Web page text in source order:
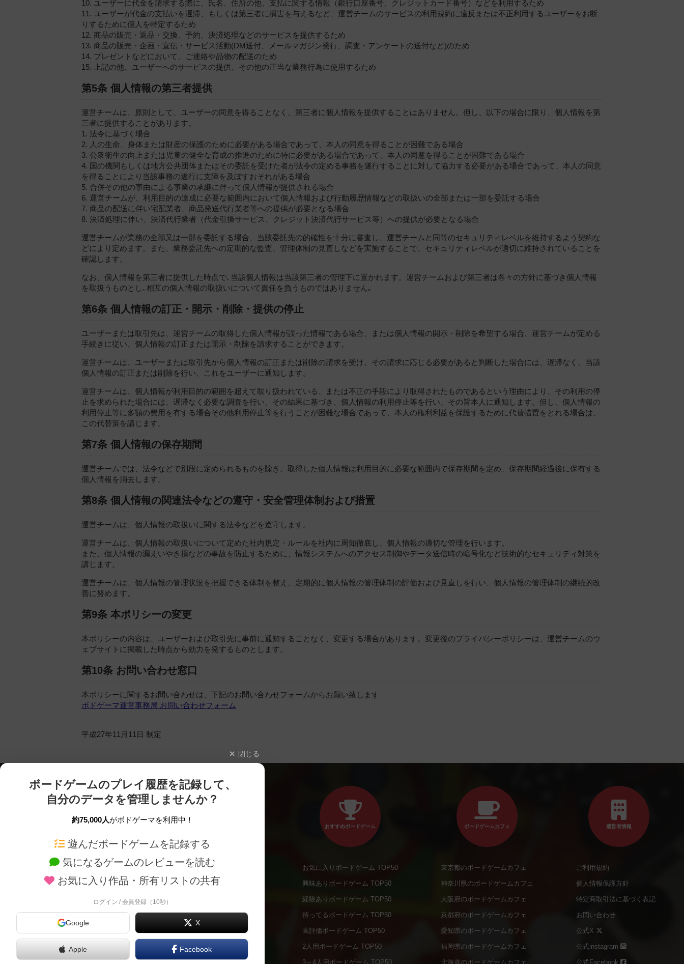
10. ユーザーに代金を請求する際に、氏名、住所の他、支払に関する情報（銀行口座番号、クレジットカード番号）などを利用するため
11. ユーザーが代金の支払いを遅滞、もしくは第三者に損害を与えるなど、運営チームのサービスの利用規約に違反または不正利用するユーザーをお断
りするために個人を特定するため
12. 商品の販売・返品・交換、予約、決済処理などのサービスを提供するため
13. 商品の販売・企画・宣伝・サービス活動(DM送付、メールマガジン発行、調査・アンケートの送付など)のため
14. プレゼントなどにおいて、ご連絡や品物の配送のため
15. 上記の他、ユーザーへのサービスの提供、その他の正当な業務行為に使用するため
第5条 個人情報の第三者提供
運営チームは、原則として、ユーザーの同意を得ることなく、第三者に個人情報を提供することはありません。但し、以下の場合に限り、個人情報を第
三者に提供することがあります。
1. 法令に基づく場合
2. 人の生命、身体または財産の保護のために必要がある場合であって、本人の同意を得ることが困難である場合
3. 公衆衛生の向上または児童の健全な育成の推進のために特に必要がある場合であって、本人の同意を得ることが困難である場合
4. 国の機関もしくは地方公共団体またはその委託を受けた者が法令の定める事務を遂行することに対して協力する必要がある場合であって、本人の同意
を得ることにより当該事務の遂行に支障を及ぼすおそれがある場合
5. 合併その他の事由による事業の承継に伴って個人情報が提供される場合
6. 運営チームが、利用目的の達成に必要な範囲内において個人情報および行動履歴情報などの取扱いの全部または一部を委託する場合
7. 商品の配送に伴い宅配業者、商品発送代行業者等への提供が必要となる場合
8. 決済処理に伴い、決済代行業者（代金引換サービス、クレジット決済代行サービス等）への提供が必要となる場合
運営チームが業務の全部又は一部を委託する場合、当該委託先の的確性を十分に審査し、運営チームと同等のセキュリティレベルを維持するよう契約な
どにより定めます。また、業務委託先への定期的な監査、管理体制の見直しなどを実施することで、セキュリティレベルが適切に維持されていることを
確認します。
なお、個人情報を第三者に提供した時点で､当該個人情報は当該第三者の管理下に置かれます。運営チームおよび第三者は各々の方針に基づき個人情報
を取扱うものとし､相互の個人情報の取扱いについて責任を負うものではありません｡
第6条 個人情報の訂正・開示・削除・提供の停止
ユーザーまたは取引先は、運営チームの取得した個人情報が誤った情報である場合、または個人情報の開示・削除を希望する場合、運営チームが定める
手続きに従い、個人情報の訂正または開示・削除を請求することができます。
運営チームは、ユーザーまたは取引先から個人情報の訂正または削除の請求を受け、その請求に応じる必要があると判断した場合には、遅滞なく、当該
個人情報の訂正または削除を行い、これをユーザーに通知します。
運営チームは、個人情報が利用目的の範囲を超えて取り扱われている、または不正の手段により取得されたものであるという理由により、その利用の停
止を求められた場合には、遅滞なく必要な調査を行い、その結果に基づき、個人情報の利用停止等を行い、その旨本人に通知します。但し、個人情報の
利用停止等に多額の費用を有する場合その他利用停止等を行うことが困難な場合であって、本人の権利利益を保護するために代替措置をとれる場合は、
この代替策を講じます。
第7条 個人情報の保存期間
運営チームでは、法令などで別段に定められるものを除き、取得した個人情報は利用目的に必要な範囲内で保存期間を定め、保存期間経過後に保有する
個人情報を消去します。
第8条 個人情報の関連法令などの遵守・安全管理体制および措置
運営チームは、個人情報の取扱いに関する法令などを遵守します。
運営チームは、個人情報の取扱いについて定めた社内規定・ルールを社内に周知徹底し、個人情報の適切な管理を行います。
また、個人情報の漏えいやき損などの事故を防止するために、情報システムへのアクセス制御やデータ送信時の暗号化など技術的なセキュリティ対策を
講じます。
運営チームは、個人情報の管理状況を把握できる体制を整え、定期的に個人情報の管理体制の評価および見直しを行い、個人情報の管理体制の継続的改
善に努めます。
第9条 本ポリシーの変更
本ポリシーの内容は、ユーザーおよび取引先に事前に通知することなく、変更する場合があります。変更後のプライバシーポリシーは、運営チームのウ
ェブサイトに掲載した時点から効力を発するものとします。
第10条 お問い合わせ窓口
本ポリシーに関するお問い合わせは、下記のお問い合わせフォームからお願い致します
ボドゲーマ運営事務局 お問い合わせフォーム
平成27年11月11日 制定
閉じる
ボードゲームのプレイ履歴を記録して、
自分のデータを管理しませんか？
約75,000人がボドゲーマを利用中！
遊んだボードゲームを記録する
気になるゲームのレビューを読む
お気に入り作品・所有リストの共有
ログイン / 会員登録（10秒）
Google X
Apple Facebook
ボードゲームを検索する
ボードゲームの新着レビュー
メカニクス特集
ボドとも・会員一覧
ボードゲーム業界コラム
新作・再入荷情報
定番ボードゲームの通販商品
国産ボードゲームの通販商品
子供向けボードゲームの通販商品
20分以下のボードゲームの通販商品
60分以上のボードゲームの通販商品
おすすめボードゲーム
お気に入りボードゲーム TOP50
興味ありボードゲーム TOP50
経験ありボードゲーム TOP50
持ってるボードゲーム TOP50
高評価ボードゲーム TOP50
2人用ボードゲーム TOP50
3～4人用ボードゲーム TOP50
ボードゲームカフェ
東京都のボードゲームカフェ
神奈川県のボードゲームカフェ
大阪府のボードゲームカフェ
京都府のボードゲームカフェ
愛知県のボードゲームカフェ
福岡県のボードゲームカフェ
北海道のボードゲームカフェ
運営者情報
ご利用規約
個人情報保護方針
特定商取引法に基づく表記
お問い合わせ
公式X
公式instagram
公式Facebook